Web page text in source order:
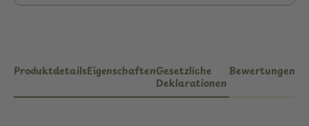
ProduktdetailsEigenschaftenGesetzliche
Deklarationen
Bewertungen